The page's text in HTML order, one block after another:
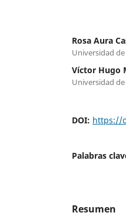
Rosa Aura
Universidad
Víctor Hugo
Universidad
DOI: https://
Palabras
Resumen